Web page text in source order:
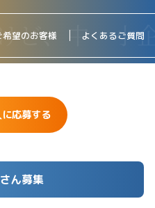
望のお客様 よくあるご質問
応募する
ん募集